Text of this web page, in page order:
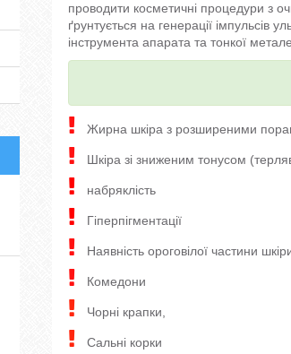
проводити косметичні процедури з
ґрунтується на генерації імпульсів
інструмента апарата та тонкої
Жирна шкіра з розширеними
Шкіра зі зниженим тонусом
набряклість
Гіперпігментації
Наявність ороговілої частини
Комедони
Чорні крапки,
Сальні корки